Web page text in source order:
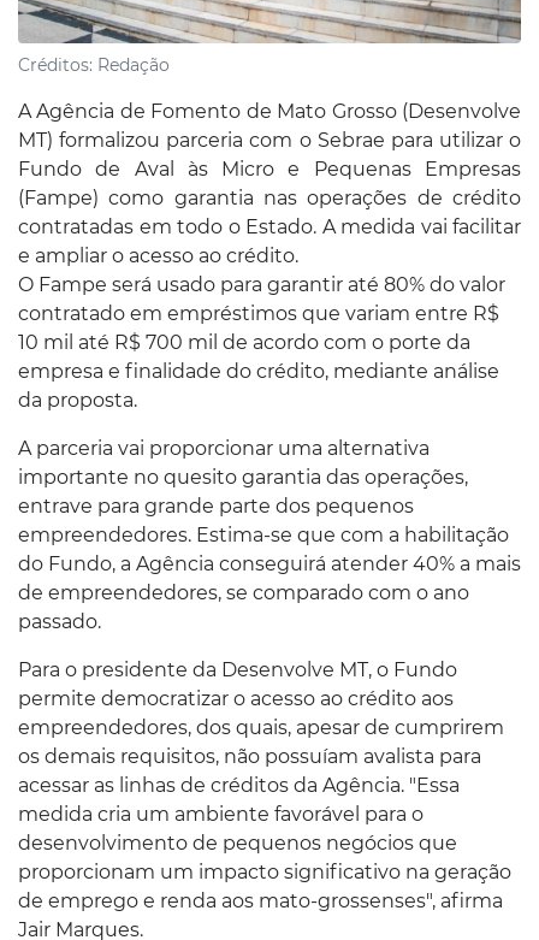
Créditos: Redação
A Agência de Fomento de Mato Grosso (Desenvolve
MT) formalizou parceria com o Sebrae para utilizar o
Fundo de Aval às Micro e Pequenas Empresas
(Fampe) como garantia nas operações de crédito
contratadas em todo o Estado. A medida vai facilitar
e ampliar o acesso ao crédito.
O Fampe será usado para garantir até 80% do valor
contratado em empréstimos que variam entre R$
10 mil até R$ 700 mil de acordo com o porte da
empresa e finalidade do crédito, mediante análise
da proposta.
A parceria vai proporcionar uma alternativa
importante no quesito garantia das operações,
entrave para grande parte dos pequenos
empreendedores. Estima-se que com a habilitação
do Fundo, a Agência conseguirá atender 40% a mais
de empreendedores, se comparado com o ano
passado.
Para o presidente da Desenvolve MT, o Fundo
permite democratizar o acesso ao crédito aos
empreendedores, dos quais, apesar de cumprirem
os demais requisitos, não possuíam avalista para
acessar as linhas de créditos da Agência. "Essa
medida cria um ambiente favorável para o
desenvolvimento de pequenos negócios que
proporcionam um impacto significativo na geração
de emprego e renda aos mato-grossenses", afirma
Jair Marques.